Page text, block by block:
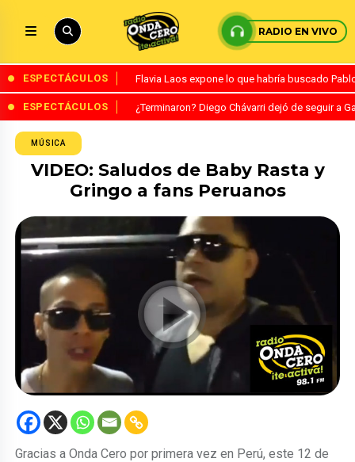
RADIO EN VIVO
ESPECTÁCULOS Flavia Laos expone lo que habría buscado
ESPECTÁCULOS ¿Terminaron? Diego Chávarri dejó de seguir a
MÚSICA
VIDEO: Saludos de Baby Rasta y
Gringo a fans Peruanos
Gracias a Onda Cero por primera vez en Perú, este 12 de